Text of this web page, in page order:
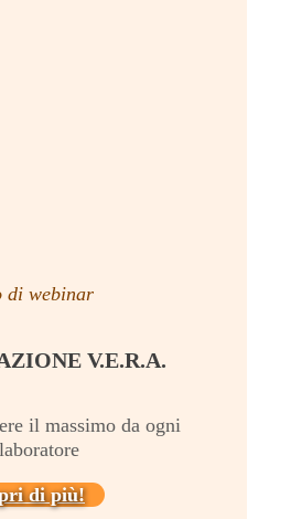
di webinar
V.E.R.A.
il massimo da ogni
di più!